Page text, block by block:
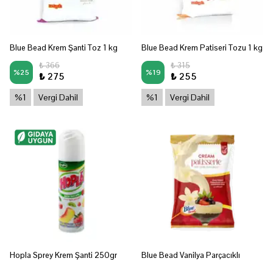
Blue Bead Krem Şanti Toz 1 kg
%25
₺ 366
₺ 275
%1 Vergi Dahil
Blue Bead Krem Patiseri Tozu 1 kg
%19
₺ 315
₺ 255
%1 Vergi Dahil
Hopla Sprey Krem Şanti 250gr
Blue Bead Vanilya Parçacıklı